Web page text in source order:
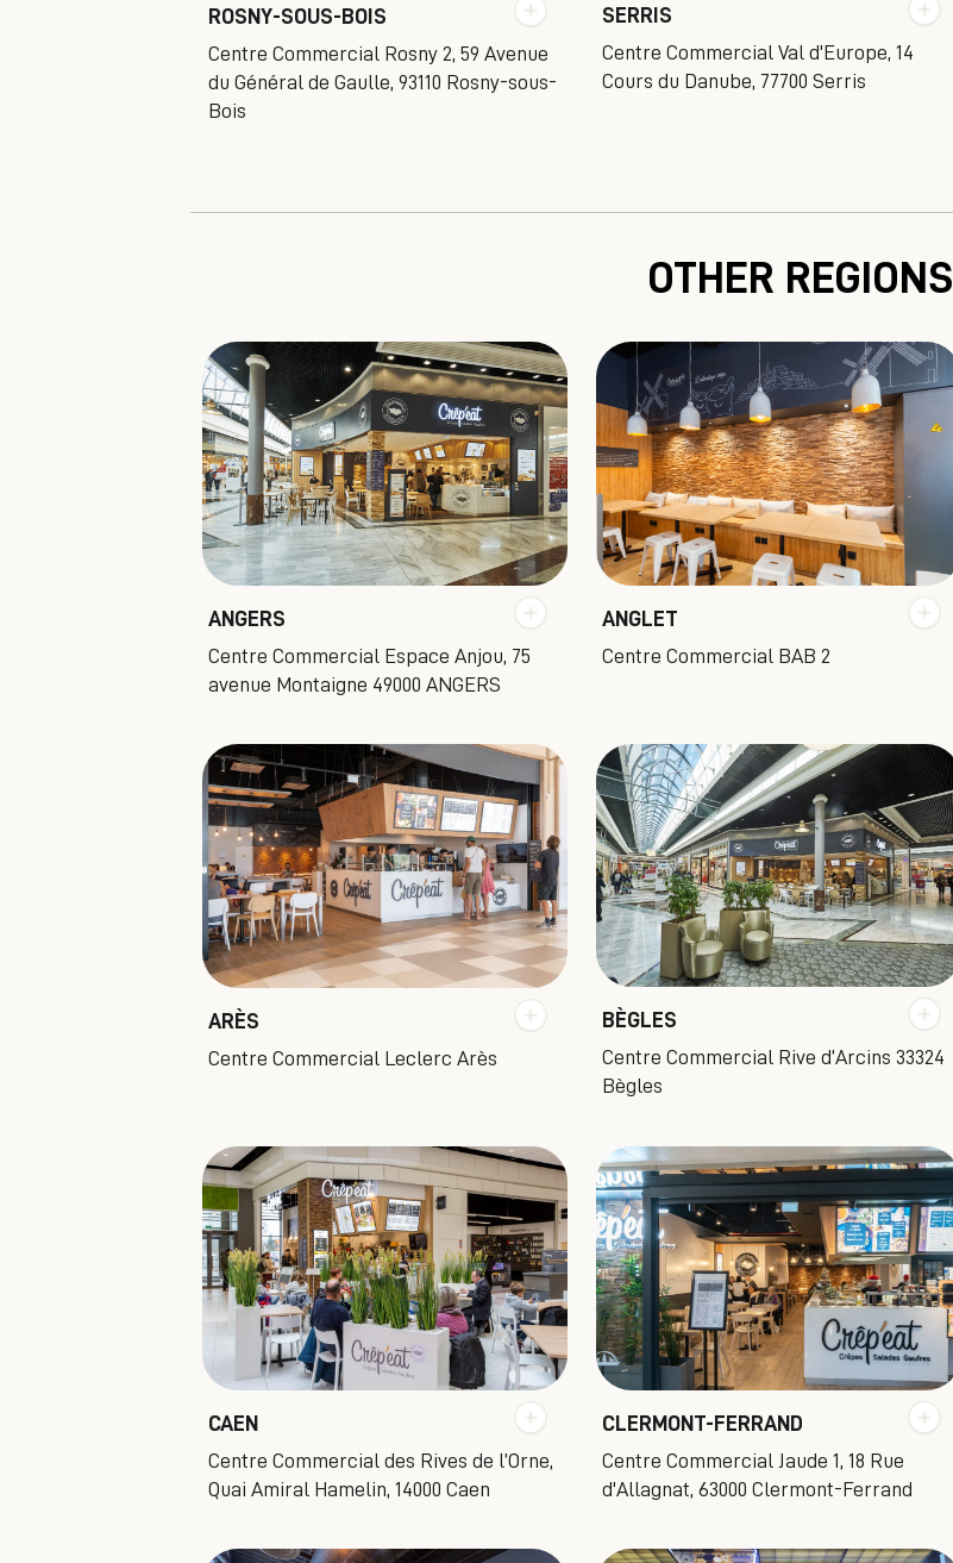
ROSNY-SOUS-BOIS
Centre Commercial Rosny 2, 59 Avenue
du Général de Gaulle, 93110 Rosny-sous-
Bois
SERRIS
Centre Commercial Val d'Europe, 14
Cours du Danube, 77700 Serris
OTHER REGIONS
ANGERS
Centre Commercial Espace Anjou, 75
avenue Montaigne 49000 ANGERS
ANGLET
Centre Commercial BAB 2
ARÈS
Centre Commercial Leclerc Arès
BÈGLES
Centre Commercial Rive d’Arcins 33324
Bègles
CAEN
Centre Commercial des Rives de l’Orne,
Quai Amiral Hamelin, 14000 Caen
CLERMONT-FERRAND
Centre Commercial Jaude 1, 18 Rue
d'Allagnat, 63000 Clermont-Ferrand